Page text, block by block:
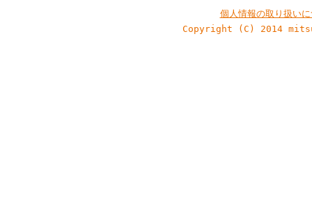
個人情報の取り扱い
Copyright (C) 2014